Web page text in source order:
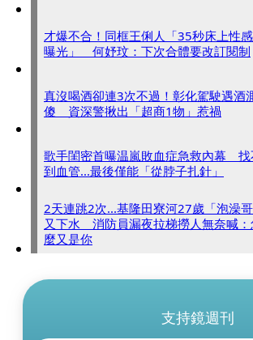
才爆不合！同框王俐人「35秒床上性
曝光」 何妤玟：下次合體要改訂閱制
真沒喝酒卻連3次不過！彰化駕駛遇酒
傻 資深警揪出「超商1物」惹禍
歌手閨密首曝温嵐敗血症急救內幕 找
到血管...最後僅能「從脖子扎針」
2天連跳2次...基隆田寮河27歲「泡澡哥
又下水 消防員漏夜拉梯撈人無奈喊：
麼又是你
支持鏡週刊